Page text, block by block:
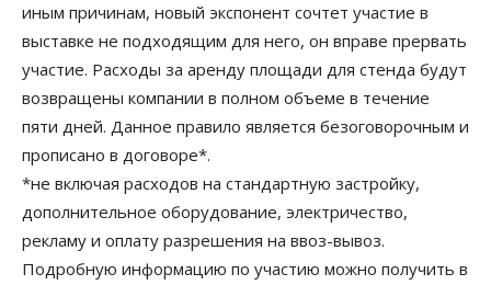
иным причинам, новый экспонент сочтет участие в
выставке не подходящим для него, он вправе прервать
участие. Расходы за аренду площади для стенда будут
возвращены компании в полном объеме в течение
пяти дней. Данное правило является безоговорочным и
прописано в договоре*.
*не включая расходов на стандартную застройку,
дополнительное оборудование, электричество,
рекламу и оплату разрешения на ввоз-вывоз.
Подробную информацию по участию можно получить в